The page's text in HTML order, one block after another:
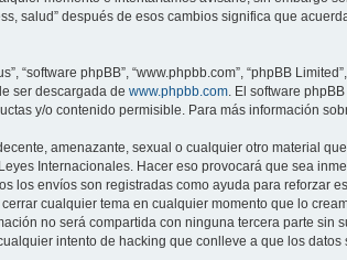
salud” después de esos cambios significa que
“software phpBB”, “www.phpbb.com”, “phpBB
ser descargada de www.phpbb.com. El software
y/o contenido permisible. Para más información
amenazante, sexual o cualquier otro material
Internacionales. Hacer eso provocará que sea
los envíos son registradas como ayuda para reforzar
cualquier tema en cualquier momento que lo
no será compartida con ninguna tercera parte sin
intento de hacking que conlleve a que los datos